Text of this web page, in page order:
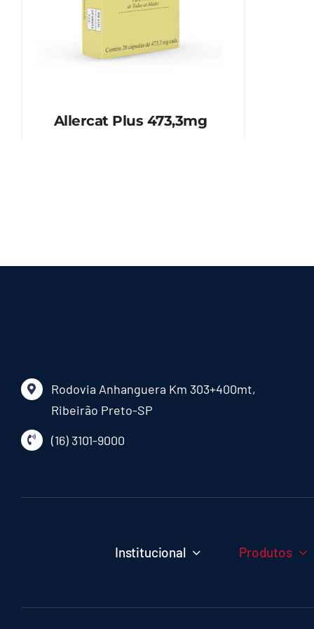
Allercat Plus 473,3mg
Rodovia Anhanguera Km 303+400mt,
Ribeirão Preto-SP
(16) 3101-9000
Institucional Produtos